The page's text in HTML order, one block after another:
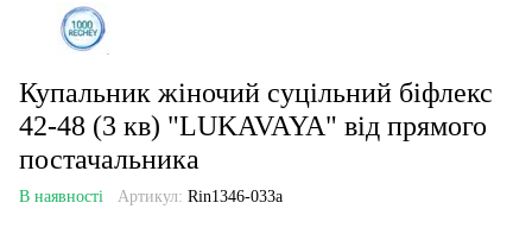
Купальник жіночий суцільний біфлекс
42-48 (3 кв) "LUKAVAYA" від прямого
постачальника
В наявності Артикул: Rin1346-033a